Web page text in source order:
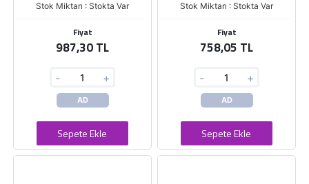
Stok Miktarı : Stokta Var
Fiyat
987,30 TL
- +
AD
Sepete Ekle
Stok Miktarı : Stokta Var
Fiyat
758,05 TL
- +
AD
Sepete Ekle